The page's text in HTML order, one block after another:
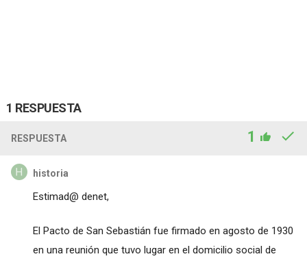
1 RESPUESTA
RESPUESTA 1
historia
Estimad@ denet,
El Pacto de San Sebastián fue firmado en agosto de 1930
en una reunión que tuvo lugar en el domicilio social de